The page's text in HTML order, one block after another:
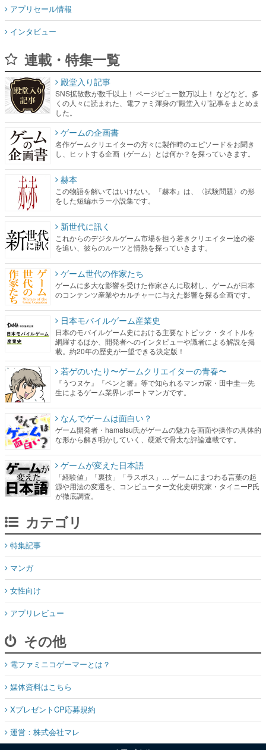
アプリセール情報
インタビュー
連載・特集一覧
殿堂入り記事
SNS拡散数が数千以上！ ページビュー数万以上！ などなど。多
くの人々に読まれた、電ファミ渾身の“殿堂入り”記事をまとめま
した。
ゲームの企画書
名作ゲームクリエイターの方々に製作時のエピソードをお聞き
し、ヒットする企画（ゲーム）とは何か？を探っていきます。
赫本
この物語を解いてはいけない。『赫本』は、〈試験問題〉の形
をした短編ホラー小説集です。
新世代に訊く
これからのデジタルゲーム市場を担う若きクリエイター達の姿
を追い、彼らのルーツと情熱を探っていきます。
ゲーム世代の作家たち
ゲームに多大な影響を受けた作家さんに取材し、ゲームが日本
のコンテンツ産業やカルチャーに与えた影響を探る企画です。
日本モバイルゲーム産業史
日本のモバイルゲーム史における主要なトピック・タイトルを
網羅するほか、開発者へのインタビューや識者による解説を掲
載。約20年の歴史が一望できる決定版！
若ゲのいたり〜ゲームクリエイターの青春〜
『うつヌケ』『ペンと箸』等で知られるマンガ家・田中圭一先
生によるゲーム業界レポートマンガです。
なんでゲームは面白い？
ゲーム開発者・hamatsu氏がゲームの魅力を画面や操作の具体的
な形から解き明かしていく、硬派で骨太な評論連載です。
ゲームが変えた日本語
「経験値」「裏技」「ラスボス」… ゲームにまつわる言葉の起
源や用法の変遷を、コンピューター文化史研究家・タイニーP氏
が徹底調査。
カテゴリ
特集記事
マンガ
女性向け
アプリレビュー
その他
電ファミニコゲーマーとは？
媒体資料はこちら
XプレゼントCP応募規約
運営：株式会社マレ